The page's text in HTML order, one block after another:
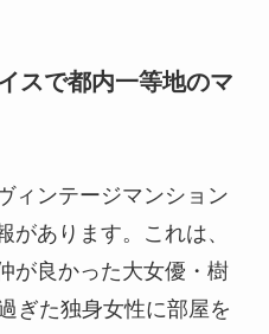
スで都内一等地のマ
ィンテージマンション
があります。これは、
が良かった大女優・樹
ぎた独身女性に部屋を